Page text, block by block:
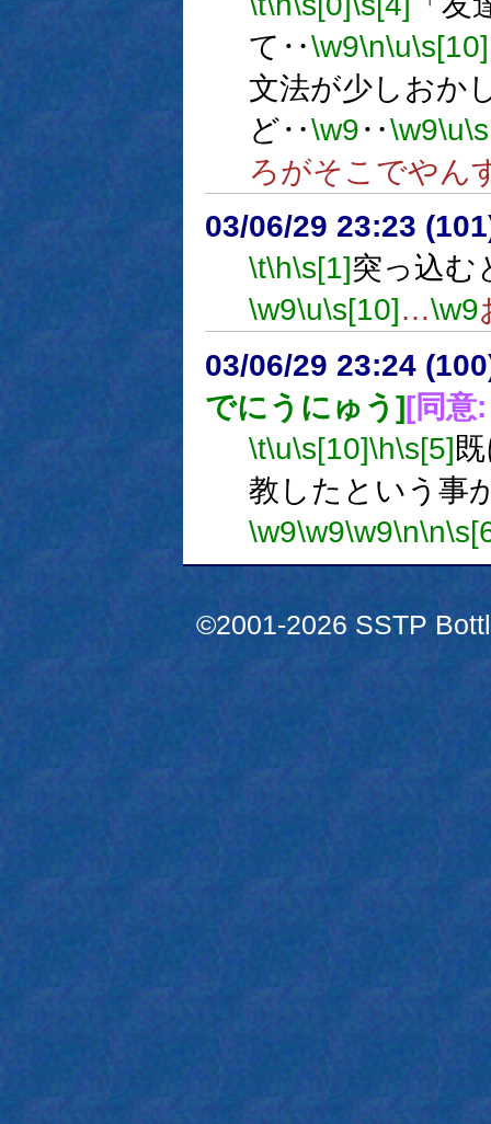
て‥\w9\n\u\s[10]
文法が少しおか
ど‥\w9‥\w9\u
ろがそこでやん
03/06/29 23:23
\t\h\s[1]突っ込む
\w9\u\s[10] …\w9
03/06/29 23:24
でにうにゅう][同意
\t\u\s[10]\h\s[5]
教したという事
\w9\w9\w9\n\n
©2001-2026 SSTP